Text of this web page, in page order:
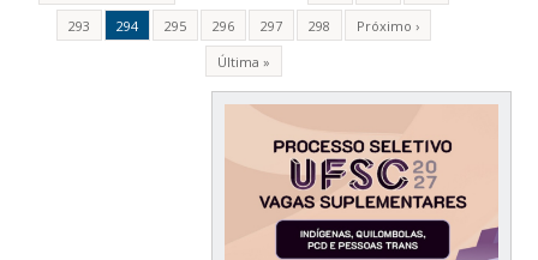
293
294 295 296 297 298
Próximo ›
Última »